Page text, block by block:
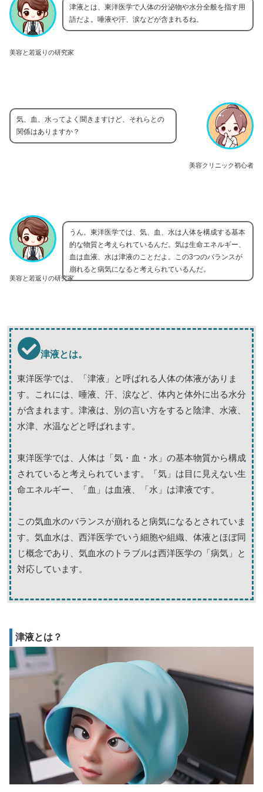
美容と若返りの研究家
津液とは、東洋医学で人体の分泌物や水分全般を指す用
語だよ。唾液や汗、涙などが含まれるね。
美容クリニック初心者
気、血、水ってよく聞きますけど、それらとの
関係はありますか？
美容と若返りの研究家
うん。東洋医学では、気、血、水は人体を構成する基本
的な物質と考えられているんだ。気は生命エネルギー、
血は血液、水は津液のことだよ。この3つのバランスが
崩れると病気になると考えられているんだ。
津液とは。
東洋医学では、「津液」と呼ばれる人体の体液がありま
す。これには、唾液、汗、涙など、体内と体外に出る水分
が含まれます。津液は、別の言い方をすると陰津、水液、
水津、水温などと呼ばれます。
東洋医学では、人体は「気・血・水」の基本物質から構成
されていると考えられています。「気」は目に見えない生
命エネルギー、「血」は血液、「水」は津液です。
この気血水のバランスが崩れると病気になるとされていま
す。気血水は、西洋医学でいう細胞や組織、体液とほぼ同
じ概念であり、気血水のトラブルは西洋医学の「病気」と
対応しています。
津液とは？